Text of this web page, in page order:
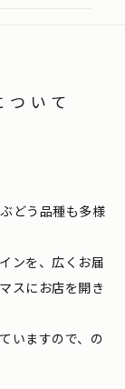
いて
どう品種も多様
ンを、広くお届
スにお店を開き
いますので、の